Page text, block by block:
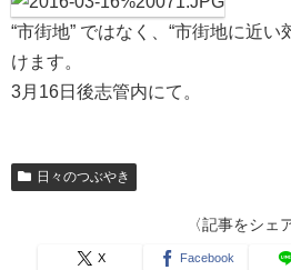
“市街地” ではなく、“市街地に近
けます。
3月16日後志管内にて。
日々のつぶやき
〈記事をシェ
X Facebook